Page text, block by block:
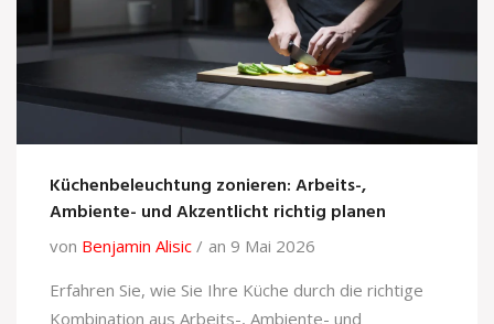
Küchenbeleuchtung zonieren: Arbeits-,
Ambiente- und Akzentlicht richtig planen
von Benjamin Alisic
an 9 Mai 2026
Erfahren Sie, wie Sie Ihre Küche durch die richtige
Kombination aus Arbeits-, Ambiente- und